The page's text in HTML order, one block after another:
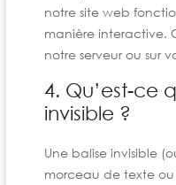
notre site web
manière interactive.
notre serveur ou sur
4. Qu’est-ce
invisible ?
Une balise invisible
morceau de texte ou